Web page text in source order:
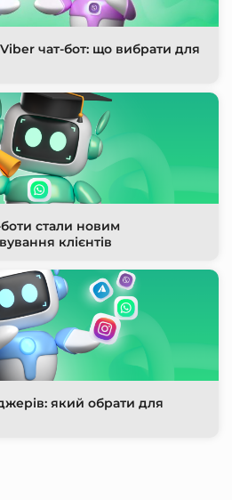
чат-бот: що вибрати для
стали новим
клієнтів
який обрати для